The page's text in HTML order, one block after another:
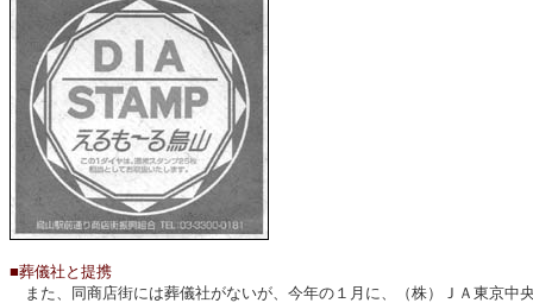
■葬儀社と提携
また、同商店街には葬儀社がないが、今年の１月に、（株）ＪＡ東京中